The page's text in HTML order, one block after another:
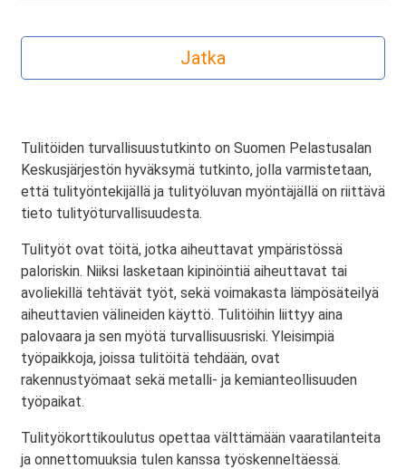
Tulitöiden turvallisuustutkinto on Suomen Pelastusalan
Keskusjärjestön hyväksymä tutkinto, jolla varmistetaan,
että tulityöntekijällä ja tulityöluvan myöntäjällä on riittävä
tieto tulityöturvallisuudesta.
Tulityöt ovat töitä, jotka aiheuttavat ympäristössä
paloriskin. Niiksi lasketaan kipinöintiä aiheuttavat tai
avoliekillä tehtävät työt, sekä voimakasta lämpösäteilyä
aiheuttavien välineiden käyttö. Tulitöihin liittyy aina
palovaara ja sen myötä turvallisuusriski. Yleisimpiä
työpaikkoja, joissa tulitöitä tehdään, ovat
rakennustyömaat sekä metalli- ja kemianteollisuuden
työpaikat.
Tulityökorttikoulutus opettaa välttämään vaaratilanteita
ja onnettomuuksia tulen kanssa työskenneltäessä.